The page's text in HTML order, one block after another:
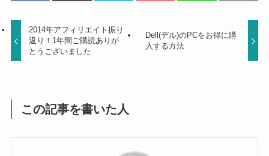
2014年アフィリエイト振り
返り！1年間ご購読ありが
とうございました
Dell(デル)のPCをお得に購
入する方法
この記事を書いた人